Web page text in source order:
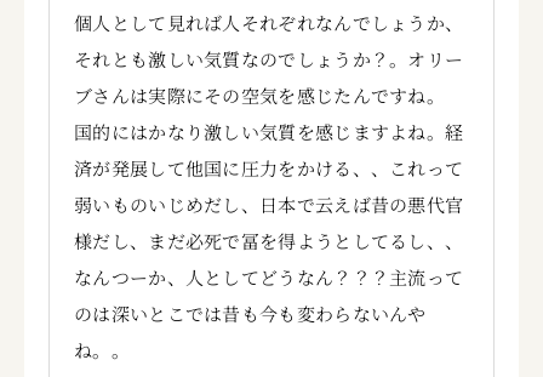
個人として見れば人それぞれなんでしょうか、
それとも激しい気質なのでしょうか？。オリー
ブさんは実際にその空気を感じたんですね。
国的にはかなり激しい気質を感じますよね。経
済が発展して他国に圧力をかける、、これって
弱いものいじめだし、日本で云えば昔の悪代官
様だし、まだ必死で冨を得ようとしてるし、、
なんつーか、人としてどうなん？？？主流って
のは深いとこでは昔も今も変わらないんや
ね。。